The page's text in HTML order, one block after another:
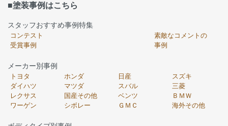
■塗装事例はこちら
スタッフおすすめ事例特集
コンテスト
受賞事例
素敵なコメントの
事例
メーカー別事例
トヨタ ホンダ 日産
スズキ
ダイハツ
マツダ スバル
三菱
レクサス
国産その他 ベンツ
ＢＭＷ
ワーゲン
シボレー ＧＭＣ 海外その他